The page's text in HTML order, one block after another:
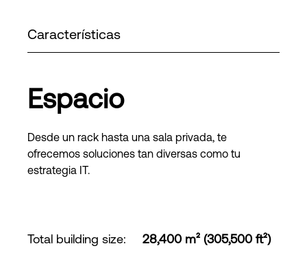
Características
Espacio
Desde un rack hasta una sala privada, te
ofrecemos soluciones tan diversas como tu
estrategia IT.
Total building size: 28,400 m² (305,500 ft²)